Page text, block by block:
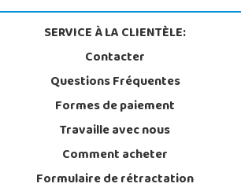
SERVICE À LA CLIENTÈLE:
Contacter
Questions Fréquentes
Formes de paiement
Travaille avec nous
Comment acheter
Formulaire de rétractation